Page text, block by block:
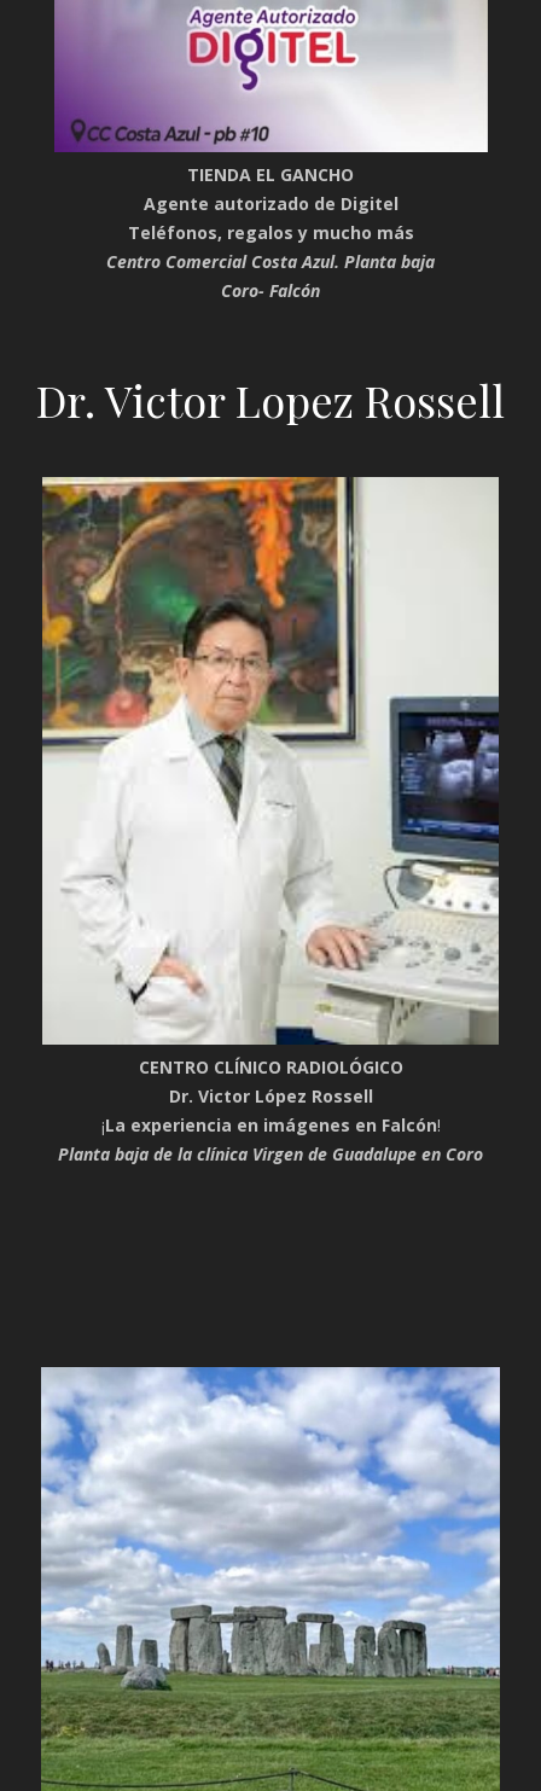
TIENDA EL GANCHO
Agente autorizado de Digitel
Teléfonos, regalos y mucho más
Centro Comercial Costa Azul. Planta baja
Coro- Falcón
Dr. Victor Lopez Rossell
CENTRO CLÍNICO RADIOLÓGICO
Dr. Victor López Rossell
¡La experiencia en imágenes en Falcón!
Planta baja de la clínica Virgen de Guadalupe en Coro